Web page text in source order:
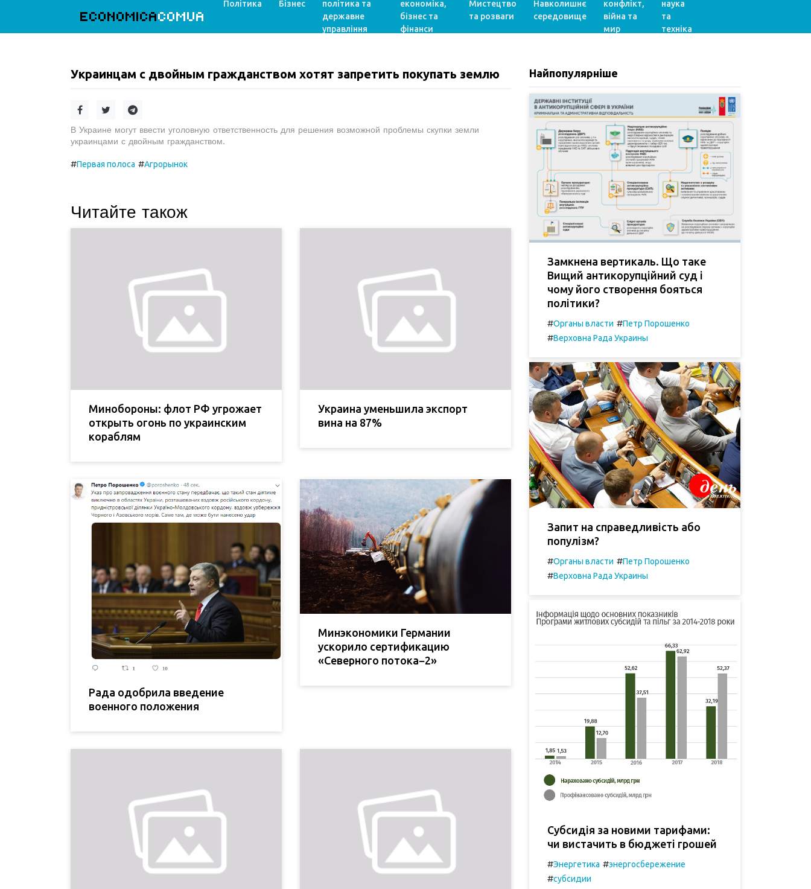
ECONOMICACOMUA
Політика Бізнес
політика та
державне
управління
економіка,
бізнес та
фінанси
Мистецтво
та розваги
Навколишнє
середовище
конфлікт,
війна та
мир
наука
та
техніка
Украинцам с двойным гражданством хотят запретить покупать землю
В Украине могут ввести уголовную ответственность для решения возможной проблемы скупки земли
украинцами с двойным гражданством.
#Первая полоса #Агрорынок
Читайте також
Минобороны: флот РФ угрожает
открыть огонь по украинским
кораблям
Украина уменьшила экспорт
вина на 87%
Рада одобрила введение
военного положения
Минэкономики Германии
ускорило сертификацию
«Северного потока−2»
Найпопулярніше
Замкнена вертикаль. Що таке
Вищий антикорупційний суд і
чому його створення бояться
політики?
#Органы власти #Петр Порошенко
#Верховна Рада Украины
Запит на справедливість або
популізм?
#Органы власти #Петр Порошенко
#Верховна Рада Украины
Субсидія за новими тарифами:
чи вистачить в бюджеті грошей
#Энергетика #энергосбережение
#субсидии